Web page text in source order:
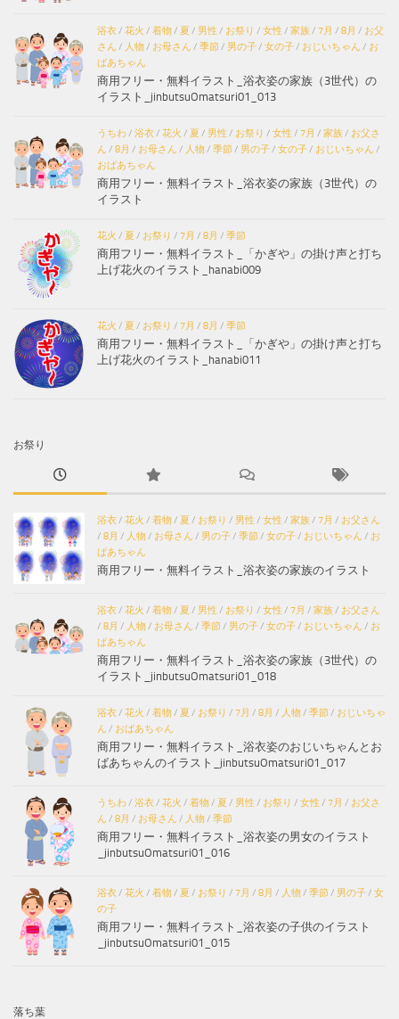
浴衣 / 花火 / 着物 / 夏 / 男性 / お祭り / 女性 / 家族 / 7月 / 8月 / お父
さん / 人物 / お母さん / 季節 / 男の子 / 女の子 / おじいちゃん / お
ばあちゃん
商用フリー・無料イラスト_浴衣姿の家族（3世代）の
イラスト_jinbutsuOmatsuri01_013
うちわ / 浴衣 / 花火 / 夏 / 男性 / お祭り / 女性 / 7月 / 家族 / お父さ
ん / 8月 / お母さん / 人物 / 季節 / 男の子 / 女の子 / おじいちゃん /
おばあちゃん
商用フリー・無料イラスト_浴衣姿の家族（3世代）の
イラスト
花火 / 夏 / お祭り / 7月 / 8月 / 季節
商用フリー・無料イラスト_「かぎや」の掛け声と打ち
上げ花火のイラスト_hanabi009
花火 / 夏 / お祭り / 7月 / 8月 / 季節
商用フリー・無料イラスト_「かぎや」の掛け声と打ち
上げ花火のイラスト_hanabi011
お祭り
浴衣 / 花火 / 着物 / 夏 / お祭り / 男性 / 女性 / 家族 / 7月 / お父さん
/ 8月 / 人物 / お母さん / 男の子 / 季節 / 女の子 / おじいちゃん / お
ばあちゃん
商用フリー・無料イラスト_浴衣姿の家族のイラスト
浴衣 / 花火 / 着物 / 夏 / 男性 / お祭り / 女性 / 7月 / 家族 / お父さん
/ 8月 / 人物 / お母さん / 季節 / 男の子 / 女の子 / おじいちゃん / お
ばあちゃん
商用フリー・無料イラスト_浴衣姿の家族（3世代）の
イラスト_jinbutsuOmatsuri01_018
浴衣 / 花火 / 着物 / 夏 / お祭り / 7月 / 8月 / 人物 / 季節 / おじいちゃ
ん / おばあちゃん
商用フリー・無料イラスト_浴衣姿のおじいちゃんとお
ばあちゃんのイラスト_jinbutsuOmatsuri01_017
うちわ / 浴衣 / 花火 / 着物 / 夏 / 男性 / お祭り / 女性 / 7月 / お父さ
ん / 8月 / お母さん / 人物 / 季節
商用フリー・無料イラスト_浴衣姿の男女のイラスト
_jinbutsuOmatsuri01_016
浴衣 / 花火 / 着物 / 夏 / お祭り / 7月 / 8月 / 人物 / 季節 / 男の子 / 女
の子
商用フリー・無料イラスト_浴衣姿の子供のイラスト
_jinbutsuOmatsuri01_015
落ち葉